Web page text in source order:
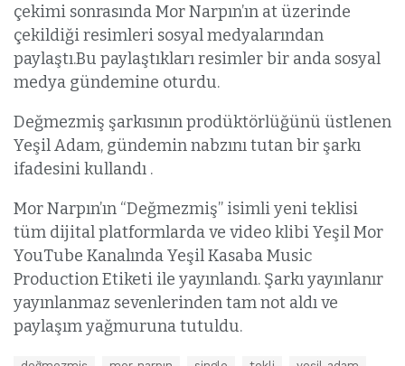
çekimi sonrasında Mor Narpın’ın at üzerinde
çekildiği resimleri sosyal medyalarından
paylaştı.Bu paylaştıkları resimler bir anda sosyal
medya gündemine oturdu.
Değmezmiş şarkısının prodüktörlüğünü üstlenen
Yeşil Adam, gündemin nabzını tutan bir şarkı
ifadesini kullandı .
Mor Narpın’ın “Değmezmiş” isimli yeni teklisi
tüm dijital platformlarda ve video klibi Yeşil Mor
YouTube Kanalında Yeşil Kasaba Music
Production Etiketi ile yayınlandı. Şarkı yayınlanır
yayınlanmaz sevenlerinden tam not aldı ve
paylaşım yağmuruna tutuldu.